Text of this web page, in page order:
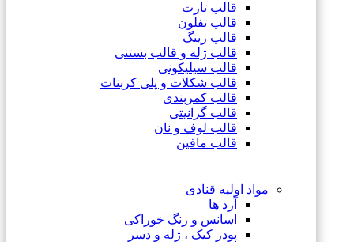
قالب تارت
قالب تفلون
قالب رینگ
قالب ژله و قالب بستنی
قالب سیلیکونی
قالب شکلات و پلی کربنات
قالب کمربندی
قالب گرانیتی
قالب لوف و نان
قالب مافین
مواد اولیه قنادی
آرد ها
اسانس و رنگ خوراکی
پودر کیک ، ژله و دسر